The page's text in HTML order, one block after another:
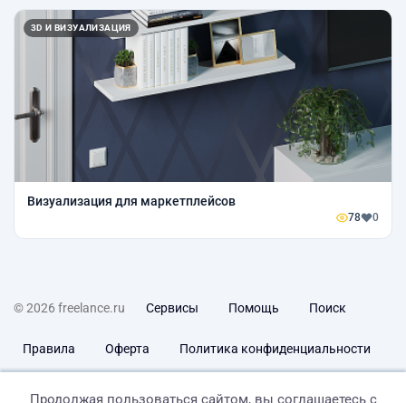
3D И ВИЗУАЛИЗАЦИЯ
Визуализация для маркетплейсов
78 0
© 2026 freelance.ru Сервисы Помощь Поиск
Правила Оферта Политика конфиденциальности
Продолжая пользоваться сайтом, вы соглашаетесь с